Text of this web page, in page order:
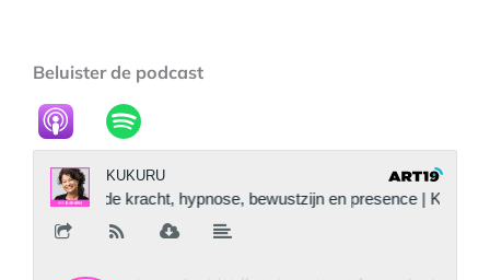
Beluister de podcast